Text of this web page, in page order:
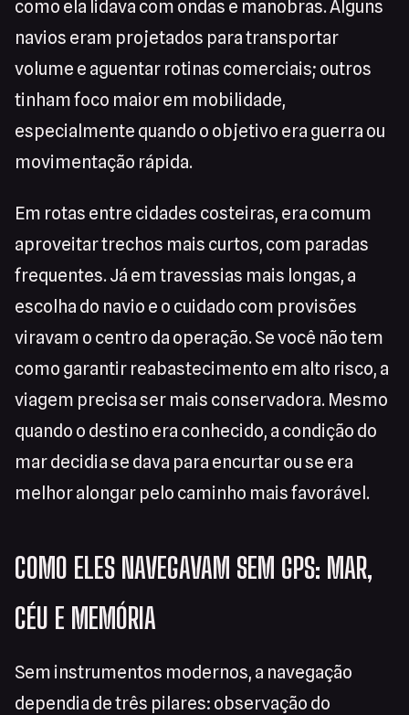
como ela lidava com ondas e manobras. Alguns
navios eram projetados para transportar
volume e aguentar rotinas comerciais; outros
tinham foco maior em mobilidade,
especialmente quando o objetivo era guerra ou
movimentação rápida.
Em rotas entre cidades costeiras, era comum
aproveitar trechos mais curtos, com paradas
frequentes. Já em travessias mais longas, a
escolha do navio e o cuidado com provisões
viravam o centro da operação. Se você não tem
como garantir reabastecimento em alto risco, a
viagem precisa ser mais conservadora. Mesmo
quando o destino era conhecido, a condição do
mar decidia se dava para encurtar ou se era
melhor alongar pelo caminho mais favorável.
COMO ELES NAVEGAVAM SEM GPS: MAR,
CÉU E MEMÓRIA
Sem instrumentos modernos, a navegação
dependia de três pilares: observação do